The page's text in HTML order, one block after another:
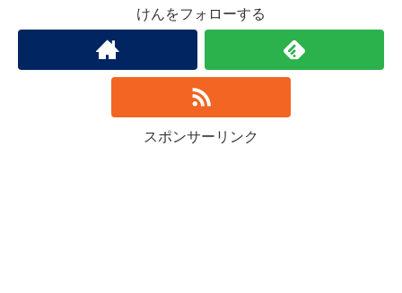
けんをフォローする
スポンサーリンク